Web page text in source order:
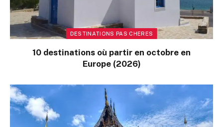
DESTINATIONS PAS CHERES
10 destinations où partir en octobre en
Europe (2026)